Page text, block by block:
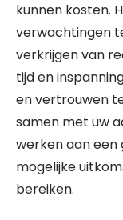
kunnen kosten.
verwachtingen
verkrijgen van
tijd en
en vertrouwen
samen met uw
werken aan een
mogelijke
bereiken.